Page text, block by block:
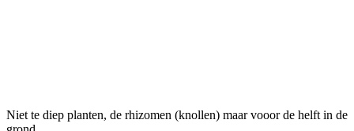
Niet te diep planten, de rhizomen (knollen) maar vooor de helft in de